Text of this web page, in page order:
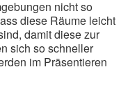
nicht so
diese Räume leicht
damit diese zur
sich so schneller
im Präsentieren